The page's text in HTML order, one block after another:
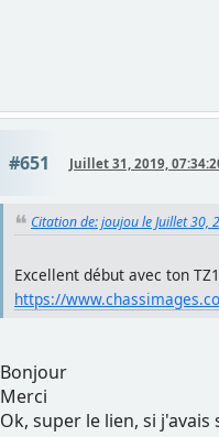
#651 Juillet 31, 2019,
Citation de: joujou le Juillet 30,
Excellent début avec ton
https://
Bonjour
Merci
Ok, super le lien, si